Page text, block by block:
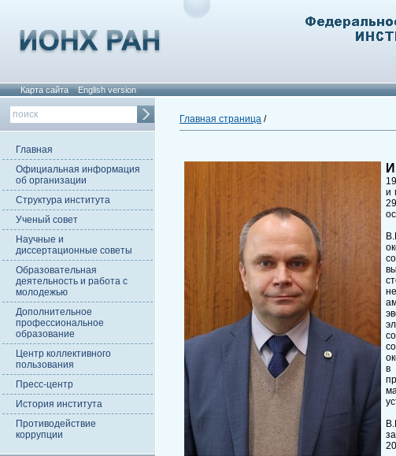
Карта сайта English version
Главная
Официальная информация
об организации
Структура института
Ученый совет
Научные и
диссертационные советы
Образовательная
деятельность и работа с
молодежью
Дополнительное
профессиональное
образование
Центр коллективного
пользования
Пресс-центр
История института
Противодействие
коррупции
Главная страница /
и
в